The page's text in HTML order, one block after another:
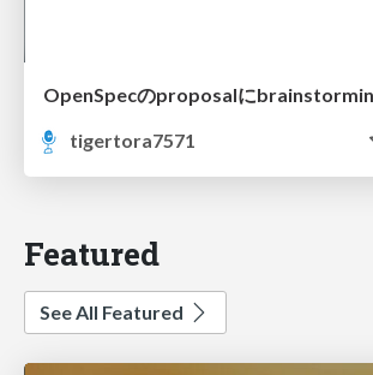
tigertora7571
Featured
See All Featured